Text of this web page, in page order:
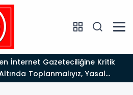
Toplanmalıyız, Yasal
Hazırız"